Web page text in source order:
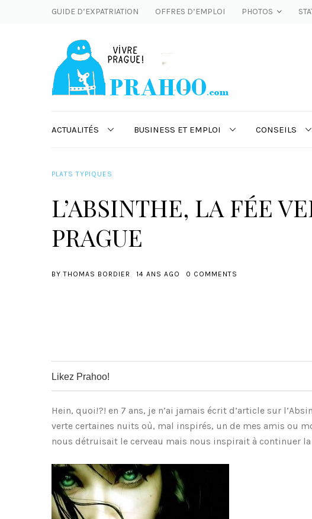
GUIDE D’EXPATRIATION OFFRES D’EMPLOI PHOTOS
ACTUALITÉS BUSINESS ET EMPLOI CONSEILS
PLATS TYPIQUES
L’ABSINTHE, LA FÉE
PRAGUE
BYTHOMAS BORDIER 14 ANS AGO 0 COMMENTS
Likez Prahoo!
Hein, quoi!?! en 7 ans, je n’ai jamais écrit d’article sur
verte certaines nuits où, mal inspirés, un de mes amis ou
nous détruisait le cerveau mais nous inspirait à continuer